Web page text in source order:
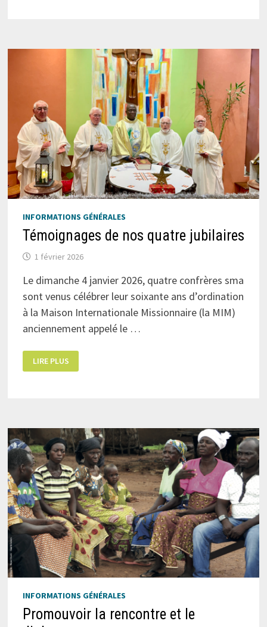
INFORMATIONS GÉNÉRALES
Témoignages de nos quatre jubilaires
1 février 2026
Le dimanche 4 janvier 2026, quatre confrères sma
sont venus célébrer leur soixante ans d’ordination
à la Maison Internationale Missionnaire (la MIM)
anciennement appelé le …
TÉMOIGNAGES
DE
NOS
LIRE PLUS
INFORMATIONS GÉNÉRALES
Promouvoir la rencontre et le